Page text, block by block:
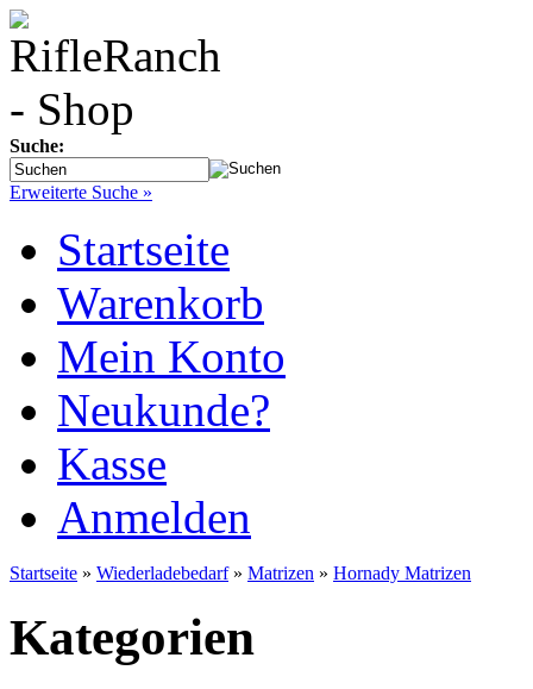
Suche:
Erweiterte Suche »
Startseite
Warenkorb
Mein Konto
Neukunde?
Kasse
Anmelden
Startseite » Wiederladebedarf» Matrizen » Hornady Matrizen
Kategorien